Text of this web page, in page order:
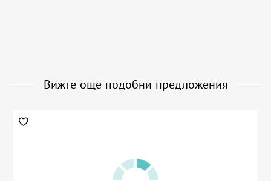
Вижте още подобни предложения